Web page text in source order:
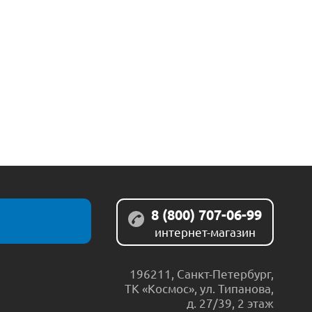
8 (800) 707-06-99
интернет-магазин
196211 Санкт-Петербург,
ТК «Космос», ул. Типанова,
д. 27/39, 2 этаж